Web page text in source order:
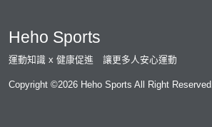
Heho Sports
運動知識 x 健康促進 讓更多人安心運動
Copyright ©2026 Heho Sports All Right Reserved.